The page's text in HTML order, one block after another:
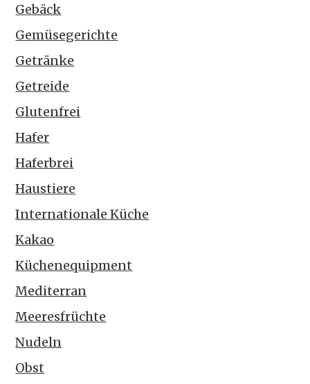
Gebäck
Gemüsegerichte
Getränke
Getreide
Glutenfrei
Hafer
Haferbrei
Haustiere
Internationale Küche
Kakao
Küchenequipment
Mediterran
Meeresfrüchte
Nudeln
Obst